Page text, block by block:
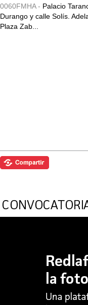
0060FMHA - Palacio
Durango y calle Solís.
Plaza Zab...